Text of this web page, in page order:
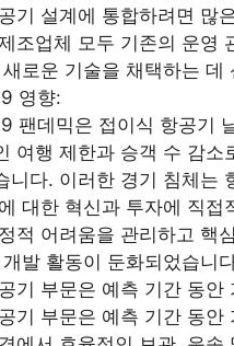
기 설계에 통합하려면 많
조업체 모두 기존의 운영
로운 기술을 채택하는 데
영향:
팬데믹은 접이식 항공기
여행 제한과 승객 수 감소
니다. 이러한 경기 침체는
대한 혁신과 투자에 직
적 어려움을 관리하고 핵
발 활동이 둔화되었습니
기 부문은 예측 기간 동
기 부문은 예측 기간 동